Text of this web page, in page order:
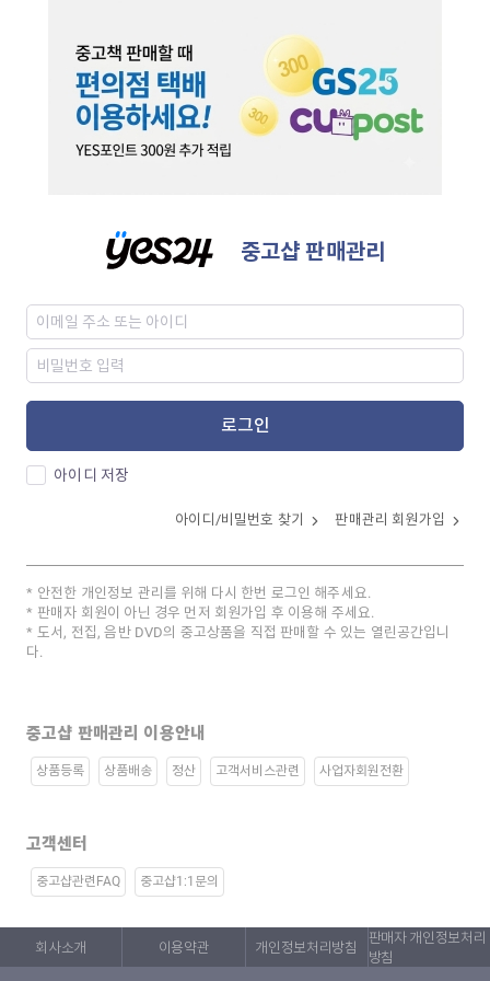
중고샵 판매관리
로그인
아이디 저장
아이디/비밀번호 찾기 판매관리 회원가입
안전한 개인정보 관리를 위해 다시 한번 로그인 해주세요.
판매자 회원이 아닌 경우 먼저 회원가입 후 이용해 주세요.
도서, 전집, 음반 DVD의 중고상품을 직접 판매할 수 있는 열린공간입니
다.
중고샵 판매관리 이용안내
상품등록 상품배송 정산 고객서비스관련 사업자회원전환
고객센터
중고샵관련FAQ 중고샵1:1문의
회사소개 이용약관 개인정보처리방침
판매자 개인정보처리
방침